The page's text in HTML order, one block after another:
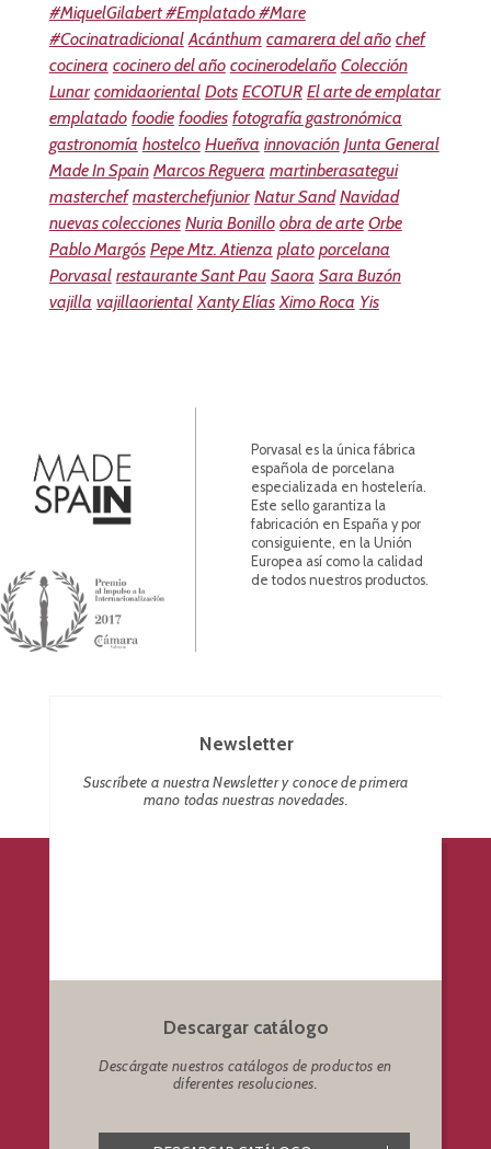
#MiquelGilabert #Emplatado #Mare
#Cocinatradicional Acánthum camarera del año chef
cocinera cocinero del año cocinerodelaño Colección
Lunar comidaoriental Dots ECOTUR El arte de emplatar
emplatado foodie foodies fotografía gastronómica
gastronomía hostelco Hueñva innovación Junta General
Made In Spain Marcos Reguera martinberasategui
masterchef masterchefjunior Natur Sand Navidad
nuevas colecciones Nuria Bonillo obra de arte Orbe
Pablo Margós Pepe Mtz. Atienza plato porcelana
Porvasal restaurante Sant Pau Saora Sara Buzón
vajilla vajillaoriental Xanty Elías Ximo Roca Yis
Porvasal es la única fábrica
española de porcelana
especializada en hostelería.
Este sello garantiza la
fabricación en España y por
consiguiente, en la Unión
Europea así como la calidad
de todos nuestros productos.
Newsletter
Suscríbete a nuestra Newsletter y conoce de primera
mano todas nuestras novedades.
Descargar catálogo
Descárgate nuestros catálogos de productos en
diferentes resoluciones.